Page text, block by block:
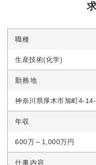
職種
生産技術(化学)
勤務地
神奈川県厚木市旭町4-14-
年収
600万～1,000万円
仕事内容